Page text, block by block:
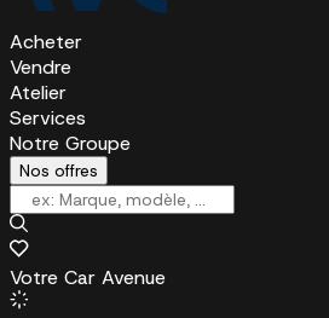
Acheter
Vendre
Atelier
Services
Notre Groupe
Nos offres
Votre Car Avenue